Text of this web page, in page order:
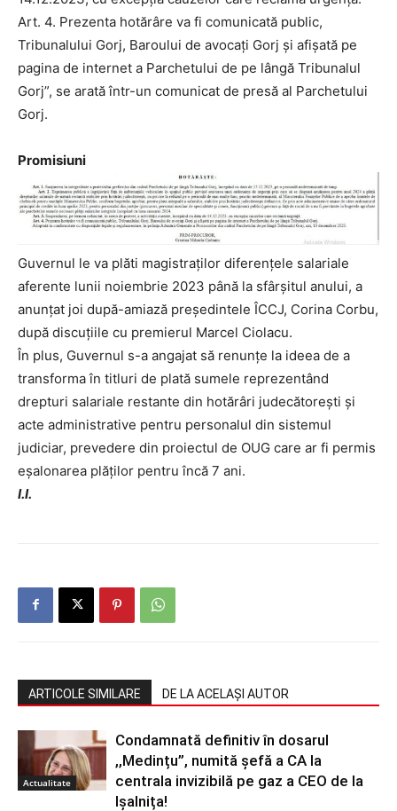
Art. 4. Prezenta hotărâre va fi comunicată public,
Tribunalului Gorj, Baroului de avocaţi Gorj şi afişată pe
pagina de internet a Parchetului de pe lângă Tribunalul
Gorj”, se arată într-un comunicat de presă al Parchetului
Gorj.
Promisiuni
Guvernul le va plăti magistraților diferențele salariale
aferente lunii noiembrie 2023 până la sfârșitul anului, a
anunțat joi după-amiază președintele ÎCCJ, Corina Corbu,
după discuțiile cu premierul Marcel Ciolacu.
În plus, Guvernul s-a angajat să renunțe la ideea de a
transforma în titluri de plată sumele reprezentând
drepturi salariale restante din hotărâri judecătorești și
acte administrative pentru personalul din sistemul
judiciar, prevedere din proiectul de OUG care ar fi permis
eșalonarea plăților pentru încă 7 ani.
I.I.
ARTICOLE SIMILARE DE LA ACELAȘI AUTOR
Actualitate
Condamnată definitiv în dosarul
,,Medințu”, numită șefă a CA la
centrala invizibilă pe gaz a CEO de la
Ișalnița!